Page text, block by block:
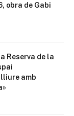
obra de Gabi
Reserva de la
lliure amb